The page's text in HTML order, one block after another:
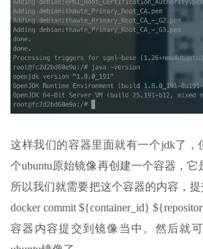
这样我们的容器里面就有一个jdk了，
个ubuntu原始镜像再创建一个容器，它
所以我们就需要把这个容器的内容，
docker commit ${container_id}
容器内容提交到镜像当中。然后就